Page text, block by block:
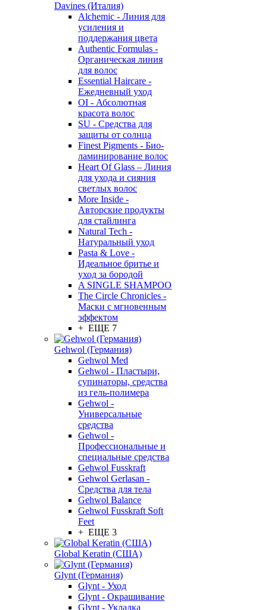
Davines (Италия)
Alchemic - Линия для
усиления и
поддержания цвета
Authentic Formulas -
Органическая линия
для волос
Essential Haircare -
Eжедневный уход
OI - Абсолютная
красота волос
SU - Средства для
защиты от солнца
Finest Pigments - Био-
ламинирование волос
Heart Of Glass – Линия
для ухода и сияния
светлых волос
More Inside -
Авторские продукты
для стайлинга
Natural Tech -
Натуральный уход
Pasta & Love -
Идеальное бритье и
уход за бородой
A SINGLE SHAMPOO
The Circle Chronicles -
Маски с мгновенным
эффектом
+ ЕЩЕ 7
Gehwol (Германия)
Gehwol Med
Gehwol - Пластыри,
супинаторы, средства
из гель-полимера
Gehwol -
Универсальные
средства
Gehwol -
Профессиональные и
специальные средства
Gehwol Fusskraft
Gehwol Gerlasan -
Средства для тела
Gehwol Balance
Gehwol Fusskraft Soft
Feet
+ ЕЩЕ 3
Global Keratin (США)
Glynt (Германия)
Glynt - Уход
Glynt - Окрашивание
Glynt - Укладка